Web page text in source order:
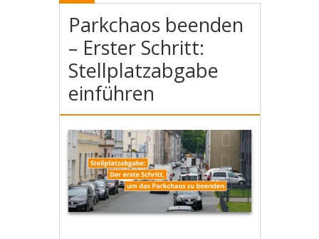
Parkchaos beenden
– Erster Schritt:
Stellplatzabgabe
einführen